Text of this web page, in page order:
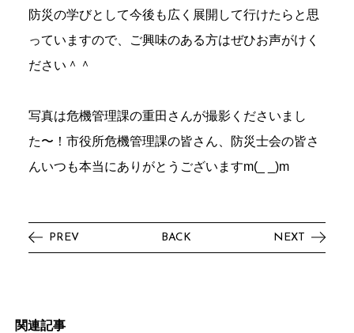
防災の学びとして今後も広く展開して行けたらと思
っていますので、ご興味のある方はぜひお声がけく
ださい＾＾
写真は危機管理課の重田さんが撮影くださいまし
た〜！市役所危機管理課の皆さん、防災士会の皆さ
んいつも本当にありがとうございますm(_ _)m
PREV BACK NEXT
関連記事